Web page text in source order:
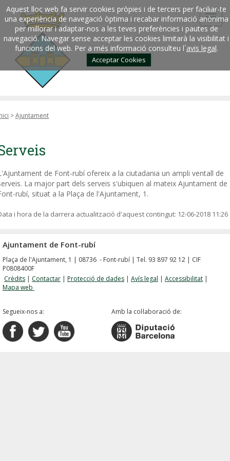
Aquest lloc web fa servir cookies pròpies i de tercers per faciliar-te
una experiència de navegació òptima i recabar informació anònima
per millorar i adaptar-nos a les teves preferències i pautes de
navegació. Navegar sense acceptar les cookies limitarà la visibilitat i
funcions del web. Per a més informació consulteu l´avis legal.
Acceptar Cookies
>Ajuntament
de Font-rubí ofereix a la ciutadania un ampli ventall de
La major part dels serveis s'ubiquen al mateix Ajuntament de
rubí, situat a la Plaça de l'Ajuntament, 1.
i hora de la darrera actualització d'aquest contingut: 12-06-2018 11:26
Ajuntament de Font-rubí
Plaça de l'Ajuntament, 1 | 08736 - Font-rubí | Tel. 93 897 92 12 | CIF
P0808400F
Crèdits | Contactar | Protecció de dades | Avís legal | Accessibilitat |
Mapa web
Segueix-nos a: Amb la col·laboració de: